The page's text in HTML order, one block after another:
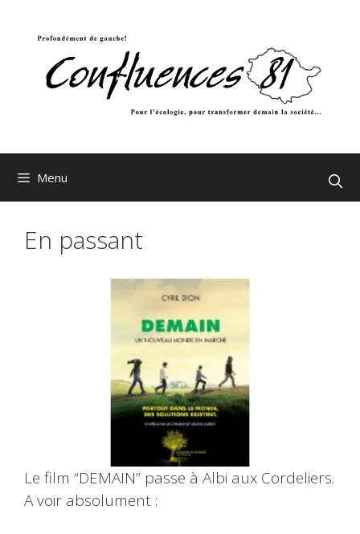
Menu
En passant
Le film “DEMAIN” passe à Albi aux Cordeliers.
A voir absolument :